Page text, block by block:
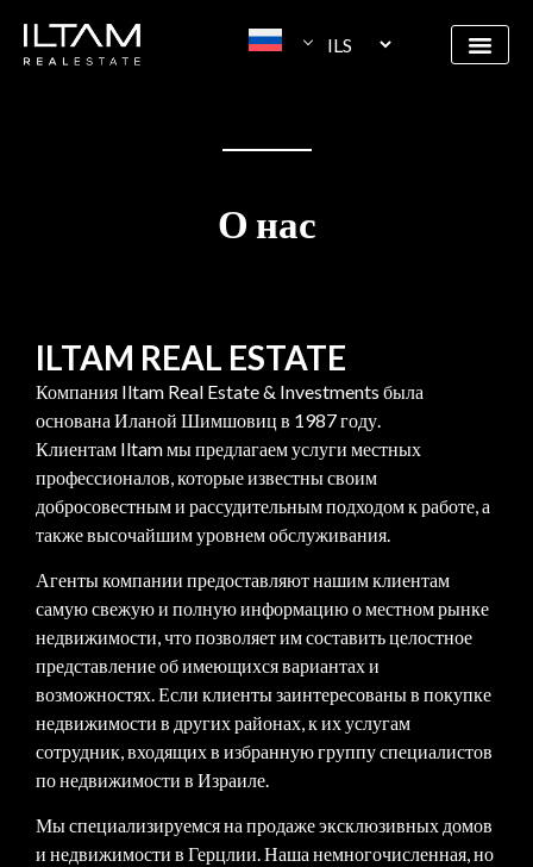
О нас
ILTAM REAL ESTATE
Компания Iltam Real Estate & Investments была
основана Иланой Шимшовиц в 1987 году.
Клиентам Iltam мы предлагаем услуги местных
профессионалов, которые известны своим
добросовестным и рассудительным подходом к работе, а
также высочайшим уровнем обслуживания.
Агенты компании предоставляют нашим клиентам
самую свежую и полную информацию о местном рынке
недвижимости, что позволяет им составить целостное
представление об имеющихся вариантах и
возможностях. Если клиенты заинтересованы в покупке
недвижимости в других районах, к их услугам
сотрудник, входящих в избранную группу специалистов
по недвижимости в Израиле.
Мы специализируемся на продаже эксклюзивных домов
и недвижимости в Герцлии. Наша немногочисленная, но